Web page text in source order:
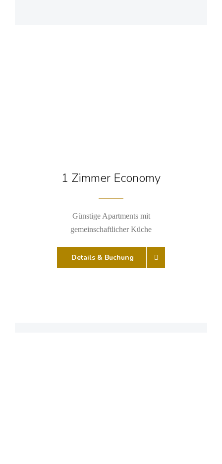
1 Zimmer Economy
Günstige Apartments mit
gemeinschaftlicher Küche
Details & Buchung